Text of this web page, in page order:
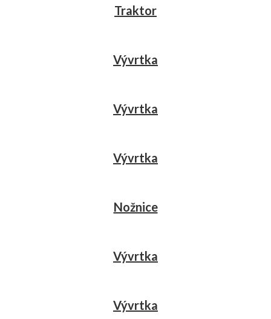
Traktor
Vývrtka
Vývrtka
Vývrtka
Nožnice
Vývrtka
Vývrtka